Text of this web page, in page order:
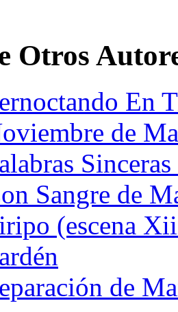
Otros
En
de
Sangre de
(escena
de